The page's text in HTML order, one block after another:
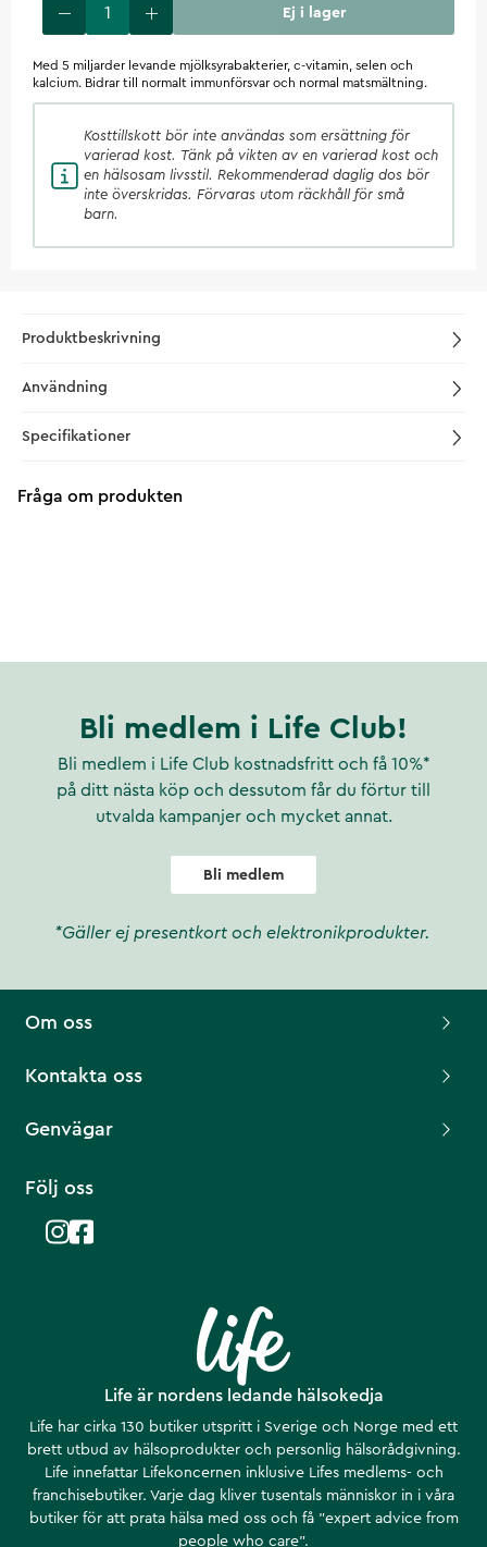
Ej i lager
Med 5 miljarder levande mjölksyrabakterier, c-vitamin, selen och
kalcium. Bidrar till normalt immunförsvar och normal matsmältning.
Kosttillskott bör inte användas som ersättning för
varierad kost. Tänk på vikten av en varierad kost och
en hälsosam livsstil. Rekommenderad daglig dos bör
inte överskridas. Förvaras utom räckhåll för små
barn.
Produktbeskrivning
Användning
Specifikationer
Fråga om produkten
Bli medlem i Life Club!
Bli medlem i Life Club kostnadsfritt och få 10%*
på ditt nästa köp och dessutom får du förtur till
utvalda kampanjer och mycket annat.
Bli medlem
*Gäller ej presentkort och elektronikprodukter.
Life är nordens ledande hälsokedja
Life har cirka 130 butiker utspritt i Sverige och Norge med ett
brett utbud av hälsoprodukter och personlig hälsorådgivning.
Life innefattar Lifekoncernen inklusive Lifes medlems- och
franchisebutiker. Varje dag kliver tusentals människor in i våra
butiker för att prata hälsa med oss och få ”expert advice from
people who care”.
Om oss
Kontakta oss
Genvägar
Följ oss